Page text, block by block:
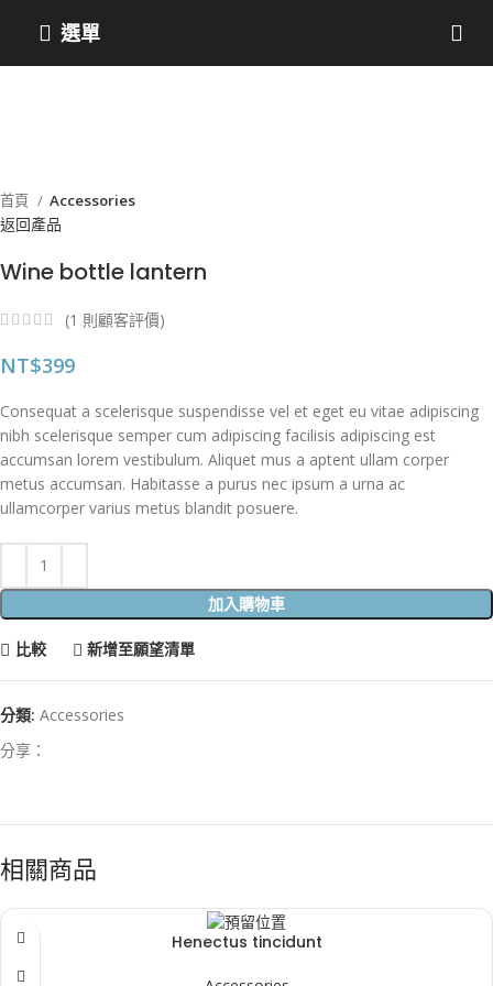
選單
首頁 Accessories
返回產品
Wine bottle lantern
(1 則顧客評價)
NT$399
Consequat a scelerisque suspendisse vel et eget eu vitae adipiscing
nibh scelerisque semper cum adipiscing facilisis adipiscing est
accumsan lorem vestibulum. Aliquet mus a aptent ullam corper
metus accumsan. Habitasse a purus nec ipsum a urna ac
ullamcorper varius metus blandit posuere.
加入購物車
比較 新增至願望清單
分類: Accessories
分享：
相關商品
Henectus tincidunt